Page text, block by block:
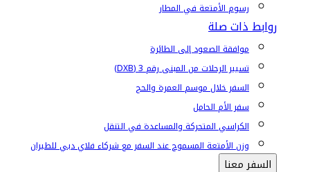
رسوم الأمتعة في المطار
روابط ذات صلة
موافقة الصعود إلى الطائرة
تسيير الرحلات من المبنى رقم 3 (DXB)
السفر خلال موسم العمرة والحج
سفر الأم الحامل
الكراسي المتحركة والمساعدة في التنقل
وزن الأمتعة المسموح عند السفر مع شركاء فلاي دبي للطيران
السفر معنا